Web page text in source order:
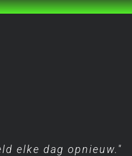
elke dag opnieuw."